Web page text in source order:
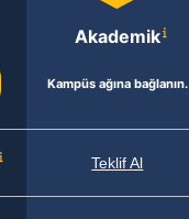
Akademik
Kampüs ağına bağlanın.
Teklif Al